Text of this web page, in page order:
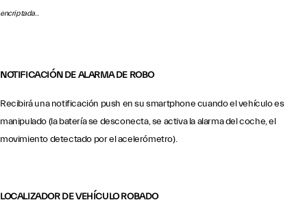
encriptada..
NOTIFICACIÓN DE ALARMA DE ROBO
Recibirá una notificación push en su smartphone cuando el vehículo es
manipulado (la batería se desconecta, se activa la alarma del coche, el
movimiento detectado por el acelerómetro).
LOCALIZADOR DE VEHÍCULO ROBADO